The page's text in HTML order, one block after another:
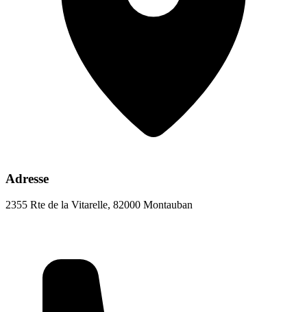
Adresse
2355 Rte de la Vitarelle, 82000 Montauban